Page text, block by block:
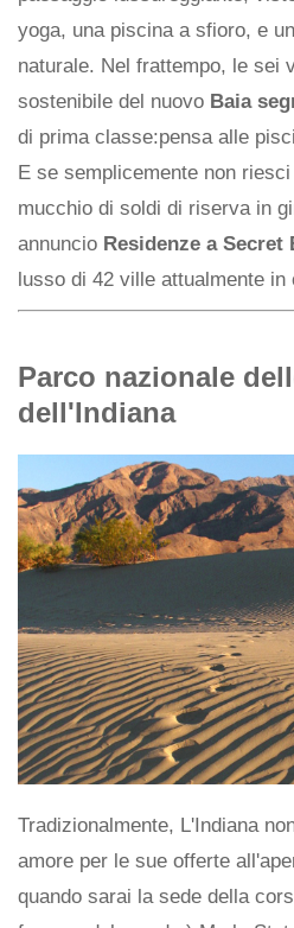
yoga, una piscina a sfioro, e
naturale. Nel frattempo, le sei
sostenibile del nuovo Baia
di prima classe:pensa alle
E se semplicemente non
mucchio di soldi di riserva in
annuncio Residenze a Secret
lusso di 42 ville attualmente in
Parco nazionale
dell'Indiana
Tradizionalmente, L'Indiana
amore per le sue offerte
quando sarai la sede della